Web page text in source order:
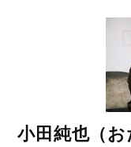
小田純也（お